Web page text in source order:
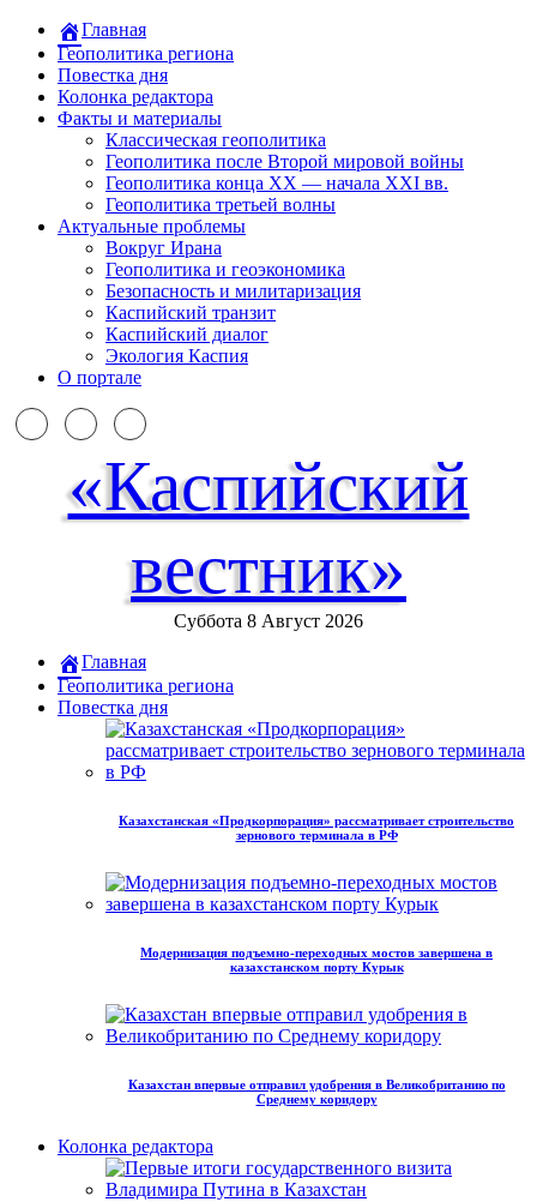
Главная
Геополитика региона
Повестка дня
Колонка редактора
Факты и материалы
Классическая геополитика
Геополитика после Второй мировой войны
Геополитика конца XX — начала XXI вв.
Геополитика третьей волны
Актуальные проблемы
Вокруг Ирана
Геополитика и геоэкономика
Безопасность и милитаризация
Каспийский транзит
Каспийский диалог
Экология Каспия
О портале
«Каспийский
вестник»
Суббота 8 Август 2026
Главная
Геополитика региона
Повестка дня
Казахстанская «Продкорпорация» рассматривает строительство
зернового терминала в РФ
Модернизация подъемно-переходных мостов завершена в
казахстанском порту Курык
Казахстан впервые отправил удобрения в Великобританию по
Среднему коридору
Колонка редактора